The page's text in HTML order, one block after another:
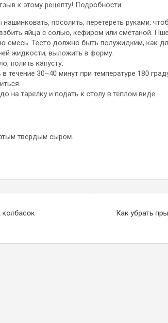
к этому рецепту! Подробности
посолить, перетереть руками,
яйца с солью, кефиром или сметаной.
смесь. Тесто должно быть полужидким, как
жидкости, выложить в форму.
полить капусту.
течение 30–40 минут при температуре 180
на тарелку и подать к столу в теплом виде.
твердым сыром.
колбасок
Как убрать